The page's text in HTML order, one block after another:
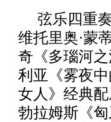
弦乐四重
维托里奥·蒙
奇《多瑙河
利亚《雾夜
女人》经典
勃拉姆斯《